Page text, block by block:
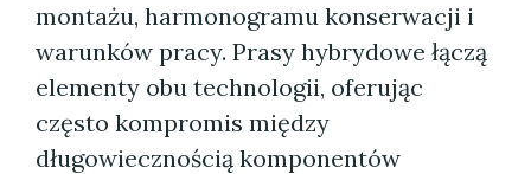
montażu, harmonogramu konserwacji i
warunków pracy. Prasy hybrydowe łączą
elementy obu technologii, oferując
często kompromis między
długowiecznością komponentów